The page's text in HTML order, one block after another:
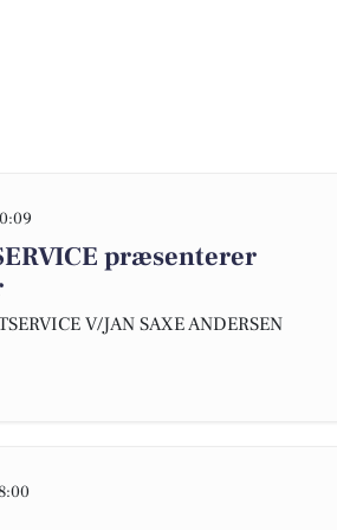
præsenterer
V/JAN SAXE ANDERSEN